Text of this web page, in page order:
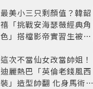
最美小三只剩顏值？韓韶
禧「挑戰安海瑟薇經典角
色」搭檔影帝實習生被
這次不當仙女改當帥姐！
迪麗熱巴「英倫老錢風西
裝」造型帥翻 化身馬術師